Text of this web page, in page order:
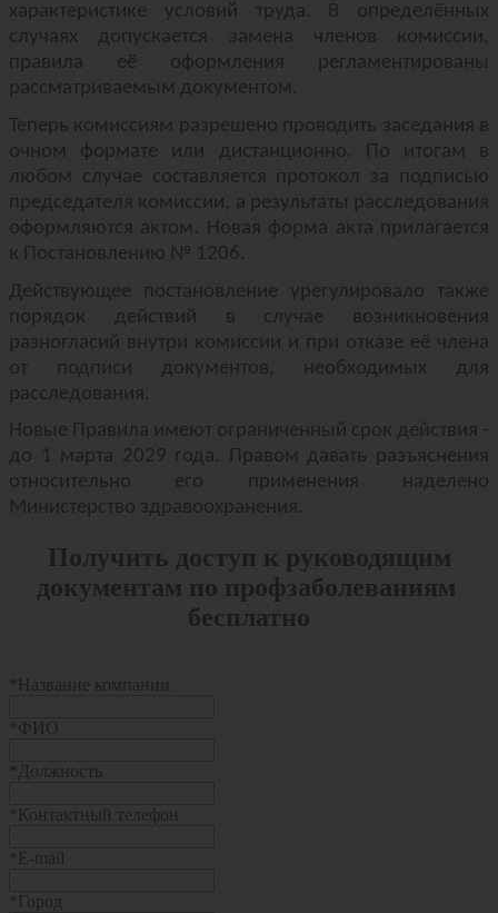
характеристике условий труда. В определённых
случаях допускается замена членов комиссии,
правила её оформления регламентированы
рассматриваемым документом.
Теперь комиссиям разрешено проводить заседания в
очном формате или дистанционно. По итогам в
любом случае составляется протокол за подписью
председателя комиссии, а результаты расследования
оформляются актом. Новая форма акта прилагается
к Постановлению № 1206.
Действующее постановление урегулировало также
порядок действий в случае возникновения
разногласий внутри комиссии и при отказе её члена
от подписи документов, необходимых для
расследования.
Новые Правила имеют ограниченный срок действия -
до 1 марта 2029 года. Правом давать разъяснения
относительно его применения наделено
Министерство здравоохранения.
Получить доступ к руководящим
документам по профзаболеваниям
бесплатно
Название компании
ФИО
Должность
Контактный телефон
E-mail
Город